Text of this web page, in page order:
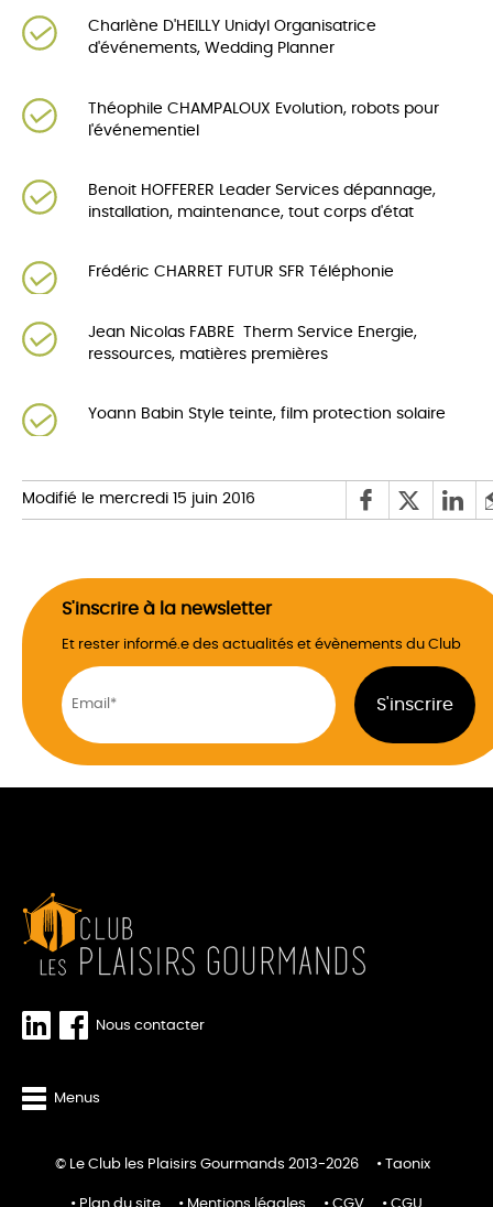
Charlène D'HEILLY Unidyl Organisatrice
d'événements, Wedding Planner
Théophile CHAMPALOUX Evolution, robots pour
l'événementiel
Benoit HOFFERER Leader Services dépannage,
installation, maintenance, tout corps d'état
Frédéric CHARRET FUTUR SFR Téléphonie
Jean Nicolas FABRE Therm Service Energie,
ressources, matières premières
Yoann Babin Style teinte, film protection solaire
Modifié le mercredi 15 juin 2016
S'inscrire à la newsletter
Et rester informé.e des actualités et évènements du Club
Nous contacter
Menus
© Le Club les Plaisirs Gourmands 2013-2026 Taonix